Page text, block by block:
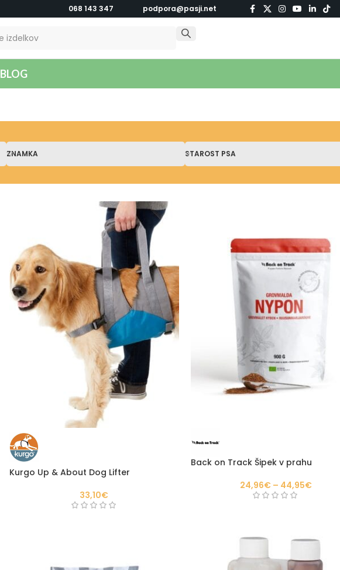
068 143 347 podpora@pasji.net
BLOG
ZNAMKA STAROST PSA
Kurgo Up & About Dog Lifter
33,10€
Back on Track Šipek v prahu
24,96€ – 44,95€